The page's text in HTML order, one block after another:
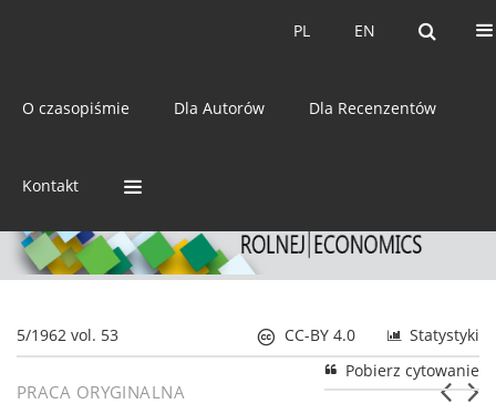
EN
PL EN
PL
O czasopiśmie Dla Autorów Dla Recenzentów
Kontakt
ISSN: 0044-1600
5/1962 vol. 53 Statystyki
CC-BY 4.0
Pobierz cytowanie
PRACA ORYGINALNA